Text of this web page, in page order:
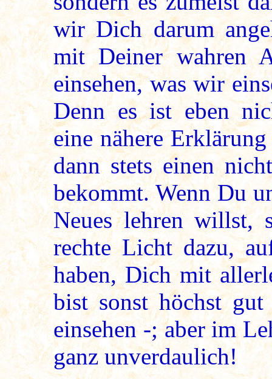
wir Dich darum
mit Deiner wahren
einsehen, was wir
Denn es ist eben
eine nähere
dann stets einen
bekommt. Wenn Du
Neues lehren willst,
rechte Licht dazu,
haben, Dich mit
bist sonst höchst
einsehen -; aber im
ganz unverdaulich!